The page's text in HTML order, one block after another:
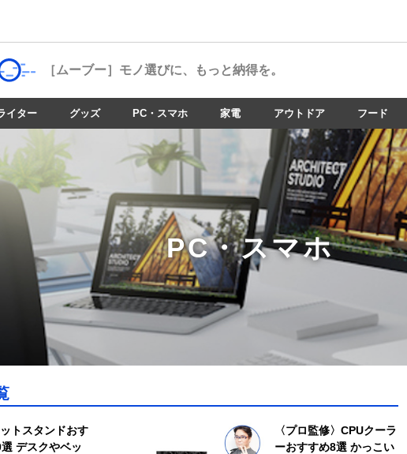
［ムーブー］ モノ選びに、もっと納得を。
イター グッズ PC・スマホ 家電 アウトドア フード
PC・スマホ
トスタンドおす
デスクやベッ
〈プロ監修〉CPUクーラ
ーおすすめ8選 かっこい